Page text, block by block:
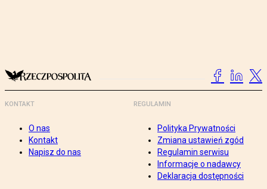
KONTAKT
O nas
Kontakt
Napisz do nas
REGULAMIN
Polityka Prywatności
Zmiana ustawień zgód
Regulamin serwisu
Informacje o nadawcy
Deklaracja dostępności